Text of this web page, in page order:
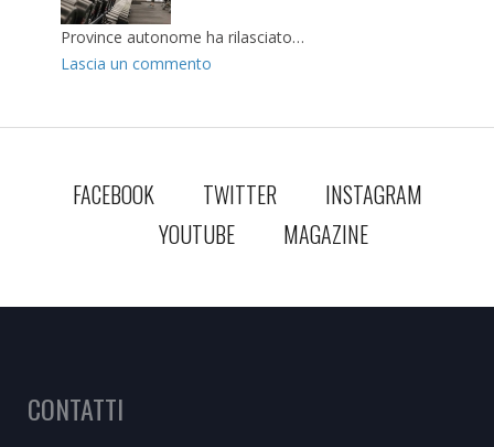
Province autonome ha rilasciato…
Lascia un commento
FACEBOOK TWITTER
INSTAGRAM
YOUTUBE
MAGAZINE
CONTATTI